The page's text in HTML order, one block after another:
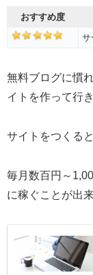
おすすめ度
サ
無料ブログに慣
イトを作って行
サイトをつくる
毎月数百円～
に稼ぐことが出来